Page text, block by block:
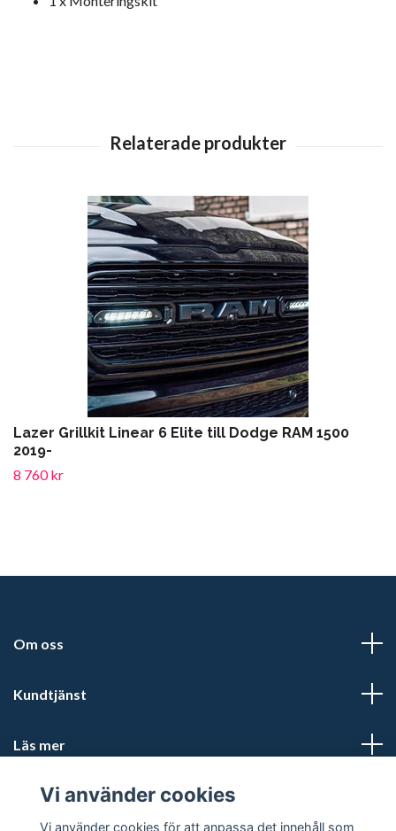
Lazer Grillkit Linear 6 Elite till Dodge RAM 1500
2019-
8 760 kr
Om oss
Kundtjänst
Läs mer
Sociala medier
Vi använder cookies
Vi använder cookies för att anpassa det innehåll som